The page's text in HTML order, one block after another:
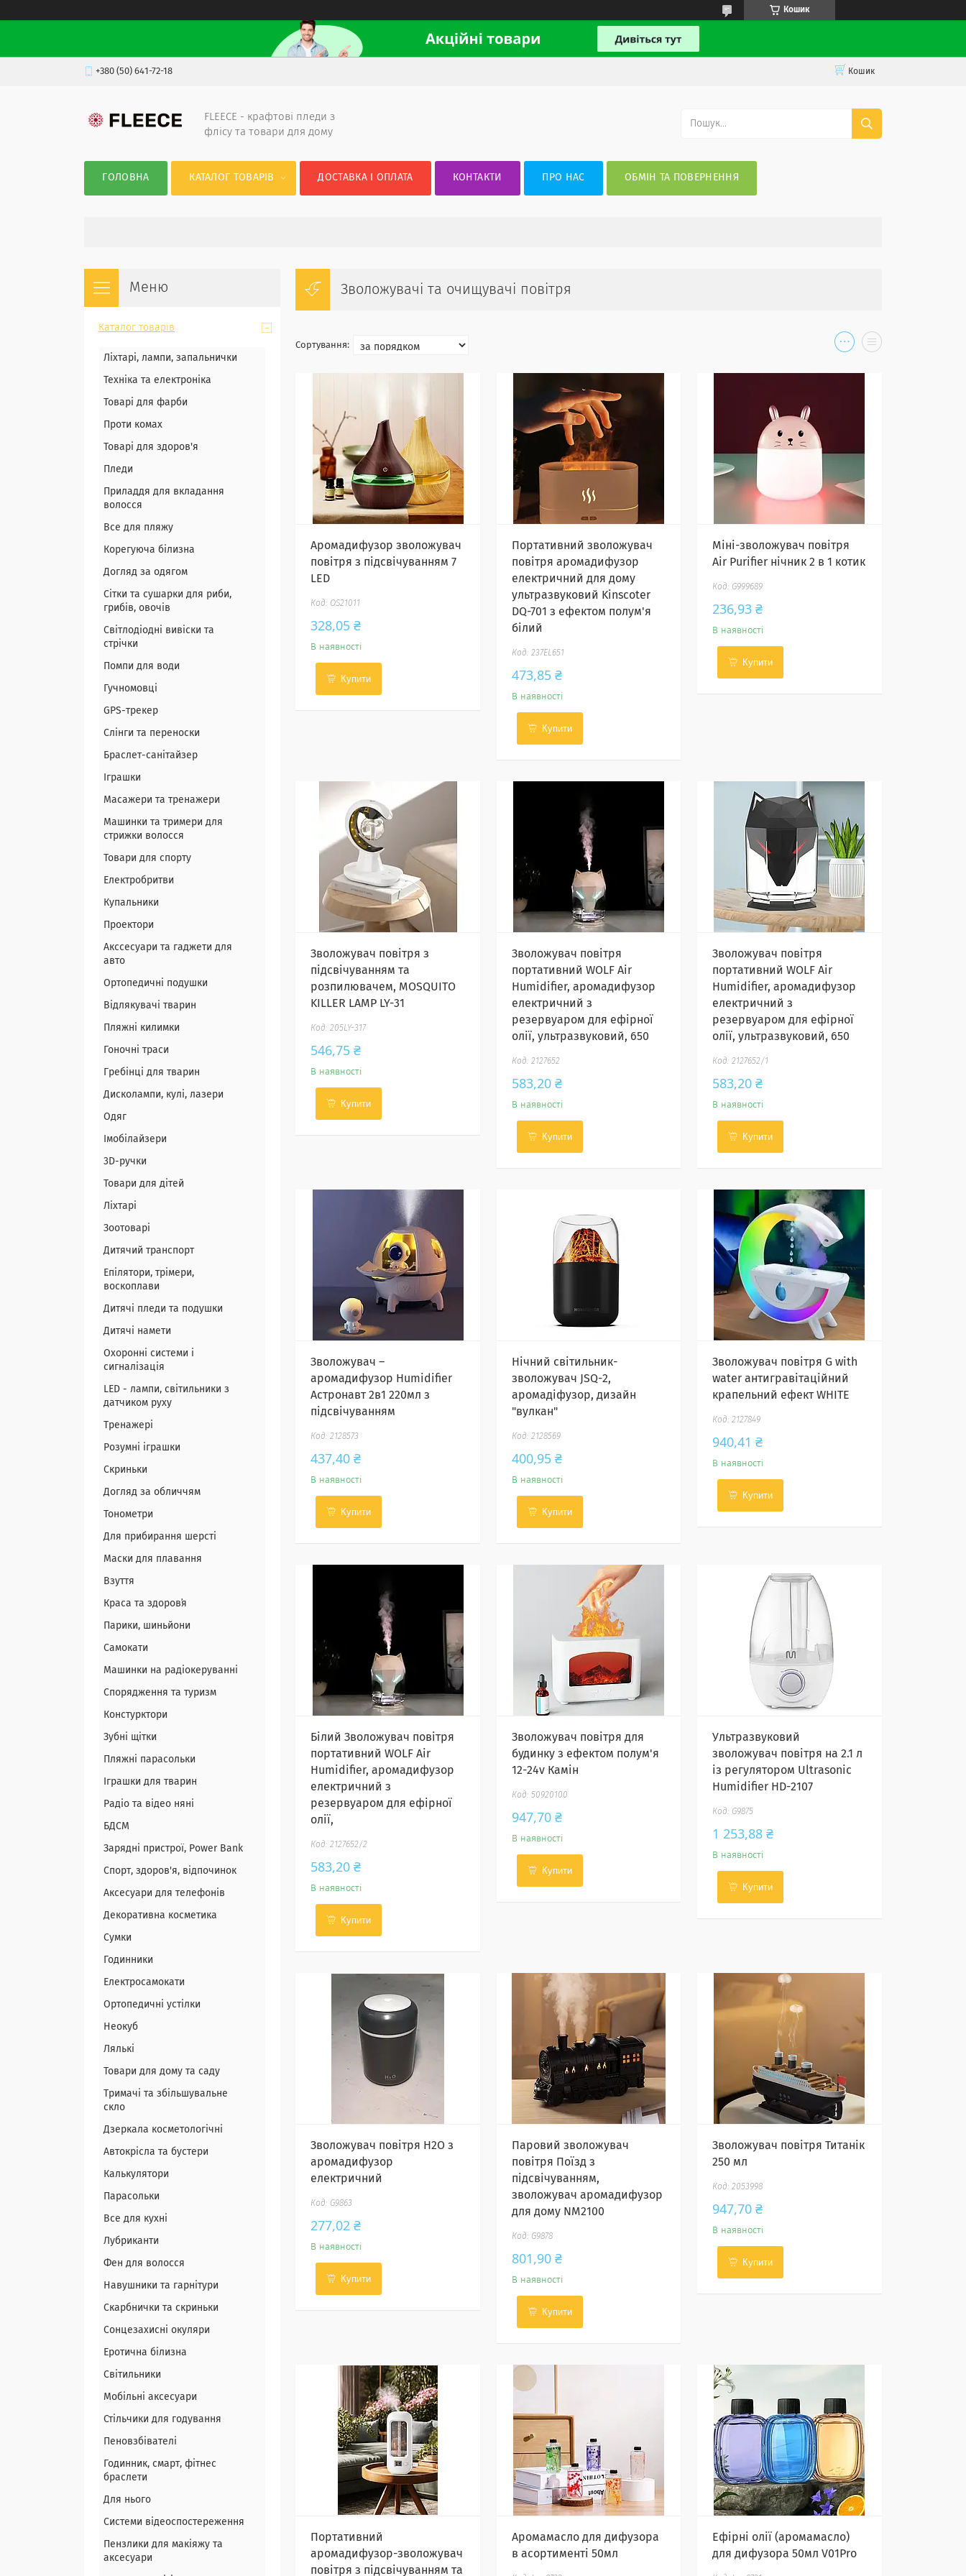
Кошик
+380 (50) 641-72-18 Кошик
FLEECE - крафтові пледи з
флісу та товари для дому
ГОЛОВНА КАТАЛОГ ТОВАРІВ ДОСТАВКА І ОПЛАТА КОНТАКТИ ПРО НАС ОБМІН ТА ПОВЕРНЕННЯ
Зволожувачі та очищувачі повітря
Аромадифузор зволожувач
повітря з підсвічуванням 7
LED
OS21011
328,05 ₴
В наявності
Купити
Портативний зволожувач
повітря аромадифузор
електричний для дому
ультразвуковий Kinscoter
DQ-701 з ефектом полум'я
білий
237EL651
473,85 ₴
В наявності
Купити
Міні-зволожувач повітря
Air Purifier нічник 2 в 1 котик
G999689
236,93 ₴
В наявності
Купити
Зволожувач повітря з
підсвічуванням та
розпилювачем, MOSQUITO
KILLER LAMP LY-31
205LY-317
546,75 ₴
В наявності
Купити
Зволожувач повітря
портативний WOLF Air
Humidifier, аромадифузор
електричний з
резервуаром для ефірної
олії, ультразвуковий, 650
2127652
583,20 ₴
В наявності
Купити
Зволожувач повітря
портативний WOLF Air
Humidifier, аромадифузор
електричний з
резервуаром для ефірної
олії, ультразвуковий, 650
2127652/1
583,20 ₴
В наявності
Купити
Зволожувач –
аромадифузор Humidifier
Астронавт 2в1 220мл з
підсвічуванням
2128573
437,40 ₴
В наявності
Купити
Нічний світильник-
зволожувач JSQ-2,
аромадіфузор, дизайн
"вулкан"
2128569
400,95 ₴
В наявності
Купити
Зволожувач повітря G with
water антигравітаційний
крапельний ефект WHITE
2127849
940,41 ₴
В наявності
Купити
Білий Зволожувач повітря
портативний WOLF Air
Humidifier, аромадифузор
електричний з
резервуаром для ефірної
олії,
2127652/2
583,20 ₴
В наявності
Купити
Зволожувач повітря для
будинку з ефектом полум'я
12-24v Камін
50920100
947,70 ₴
В наявності
Купити
Ультразвуковий
зволожувач повітря на 2.1 л
із регулятором Ultrasonic
Humidifier HD-2107
G9875
1 253,88 ₴
В наявності
Купити
Зволожувач повітря H2O з
аромадифузор
електричний
G9863
277,02 ₴
В наявності
Купити
Паровий зволожувач
повітря Поїзд з
підсвічуванням,
зволожувач аромадифузор
для дому NM2100
G9878
801,90 ₴
В наявності
Купити
Зволожувач повітря Титанік
250 мл
2053998
947,70 ₴
В наявності
Купити
Портативний
аромадифузор-зволожувач
повітря з підсвічуванням та
Аромамасло для дифузора
в асортименті 50мл
Ефірні олії (аромамасло)
для дифузора 50мл V01Pro
Каталог товарів
Ліхтарі, лампи, запальнички
Техніка та електроніка
Товарі для фарби
Проти комах
Товарі для здоров'я
Пледи
Приладдя для вкладання
волосся
Все для пляжу
Корегуюча білизна
Догляд за одягом
Сітки та сушарки для риби,
грибів, овочів
Світлодіодні вивіски та
стрічки
Помпи для води
Гучномовці
GPS-трекер
Слінги та переноски
Браслет-санітайзер
Іграшки
Масажери та тренажери
Машинки та тримери для
стрижки волосся
Товари для спорту
Електробритви
Купальники
Проектори
Акссесуари та гаджети для
авто
Ортопедичні подушки
Відлякувачі тварин
Пляжні килимки
Гоночні траси
Гребінці для тварин
Дисколампи, кулі, лазери
Одяг
Імобілайзери
3D-ручки
Товари для дітей
Ліхтарі
Зоотоварі
Дитячий транспорт
Епілятори, трімери,
воскоплави
Дитячі пледи та подушки
Дитячі намети
Охоронні системи і
сигналізація
LED - лампи, світильники з
датчиком руху
Тренажері
Розумні іграшки
Скриньки
Догляд за обличчям
Тонометри
Для прибирання шерсті
Маски для плавання
Взуття
Краса та здоровʼя
Парики, шиньйони
Самокати
Машинки на радіокеруванні
Спорядження та туризм
Констурктори
Зубні щітки
Пляжні парасольки
Іграшки для тварин
Радіо та відео няні
БДСМ
Зарядні пристрої, Power Bank
Спорт, здоров'я, відпочинок
Аксесуари для телефонів
Декоративна косметика
Сумки
Годинники
Електросамокати
Ортопедичні устілки
Неокуб
Лялькі
Товари для дому та саду
Тримачі та збільшувальне
скло
Дзеркала косметологічні
Автокрісла та бустери
Калькулятори
Парасольки
Все для кухні
Лубриканти
Фен для волосся
Навушники та гарнітури
Скарбнички та скриньки
Сонцезахисні окуляри
Еротична білизна
Світильники
Мобільні аксесуари
Стільчики для годування
Пеновзбівателі
Годинник, смарт, фітнес
браслети
Для нього
Системи відеоспостереження
Пензлики для макіяжу та
аксесуари